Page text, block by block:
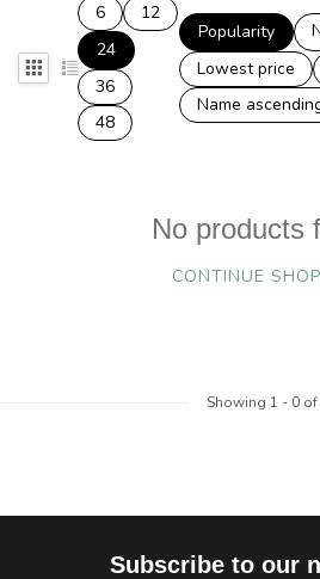
6
12
24
36
48
Popularity
Lowest price
Name
No products
CONTINUE
Showing 1 - 0of
Subscribe to our